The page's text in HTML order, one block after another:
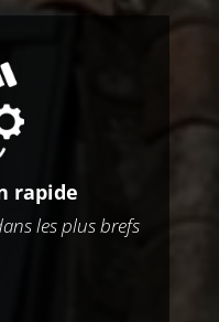
rapide
les plus brefs